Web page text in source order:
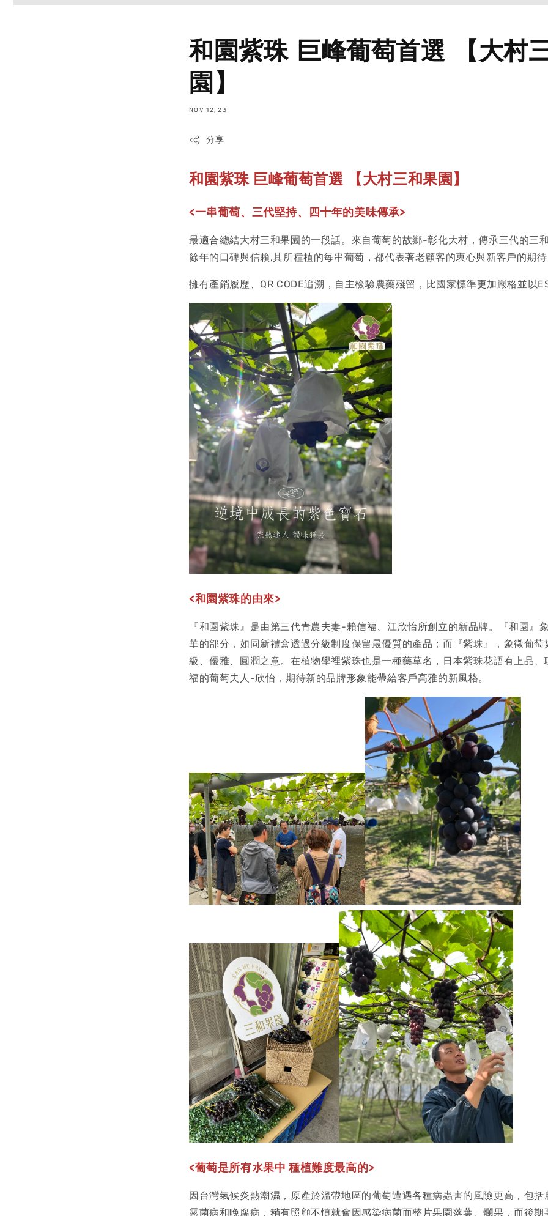
和園紫珠 巨峰葡萄首選 【大村
園】
NOV 12, 23
分享
和園紫珠 巨峰葡萄首選 【大村三和果園】
<一串葡萄、三代堅持、四十年的美味傳承>
最適合總結大村三和果園的一段話。來自葡萄的故鄉-彰化大村，傳承三代的三
餘年的口碑與信賴,其所種植的每串葡萄，都代表著老顧客的衷心與新客戶的期
擁有產銷履歷、QR CODE追溯，自主檢驗農藥殘留，比國家標準更加嚴格並以
<和園紫珠的由來>
『和園紫珠』是由第三代青農夫妻-賴信福、江欣怡所創立的新品牌。『和園』
華的部分，如同新禮盒透過分級制度保留最優質的產品；而『紫珠』，象徵葡萄
級、優雅、圓潤之意。在植物學裡紫珠也是一種藥草名，日本紫珠花語有上品
福的葡萄夫人-欣怡，期待新的品牌形象能帶給客戶高雅的新風格。
<葡萄是所有水果中 種植難度最高的>
因台灣氣候炎熱潮濕，原產於溫帶地區的葡萄遭遇各種病蟲害的風險更高，包
露菌病和晚腐病，稍有照顧不慎就會因感染病菌而整片果園落葉、爛果，而後